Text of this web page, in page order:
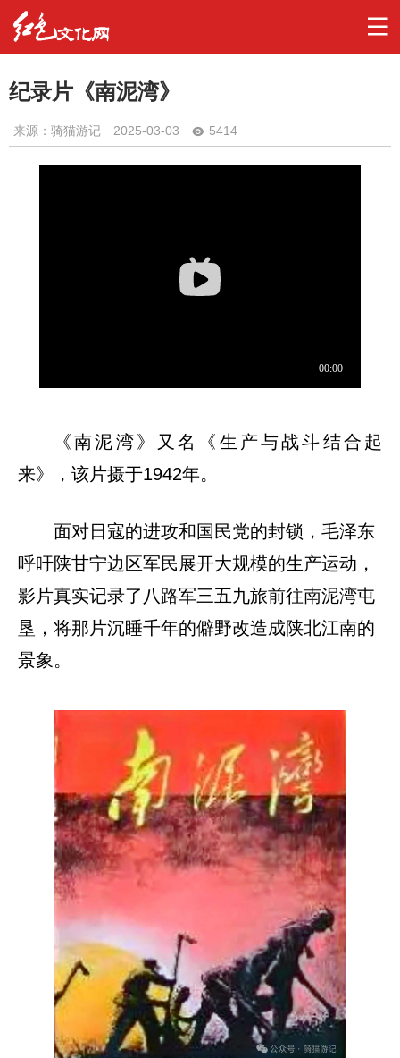
纪录片《南泥湾》
来源：骑猫游记 2025-03-03 5414
《南泥湾》又名《生产与战斗结合起
来》，该片摄于1942年。
面对日寇的进攻和国民党的封锁，毛泽东
呼吁陕甘宁边区军民展开大规模的生产运动，
影片真实记录了八路军三五九旅前往南泥湾屯
垦，将那片沉睡千年的僻野改造成陕北江南的
景象。